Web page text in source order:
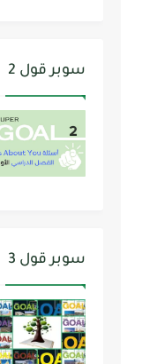
سوبر قول 2
سوبر قول 3